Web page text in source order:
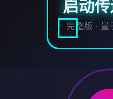
启动
完整版 ·